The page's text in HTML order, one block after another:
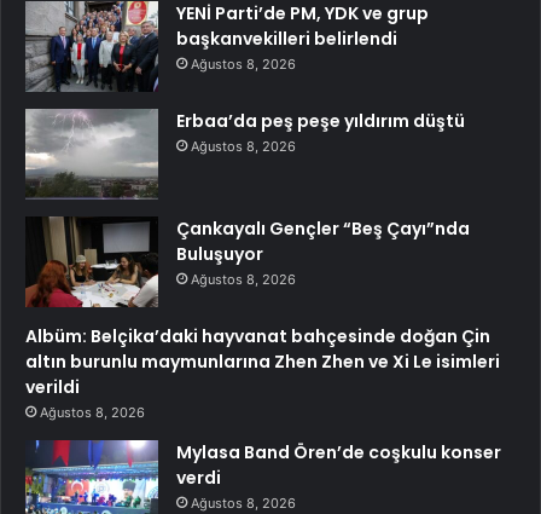
YENİ Parti’de PM, YDK ve grup
başkanvekilleri belirlendi
Ağustos 8, 2026
Erbaa’da peş peşe yıldırım düştü
Ağustos 8, 2026
Çankayalı Gençler “Beş Çayı”nda
Buluşuyor
Ağustos 8, 2026
Albüm: Belçika’daki hayvanat bahçesinde doğan Çin
altın burunlu maymunlarına Zhen Zhen ve Xi Le isimleri
verildi
Ağustos 8, 2026
Mylasa Band Ören’de coşkulu konser
verdi
Ağustos 8, 2026